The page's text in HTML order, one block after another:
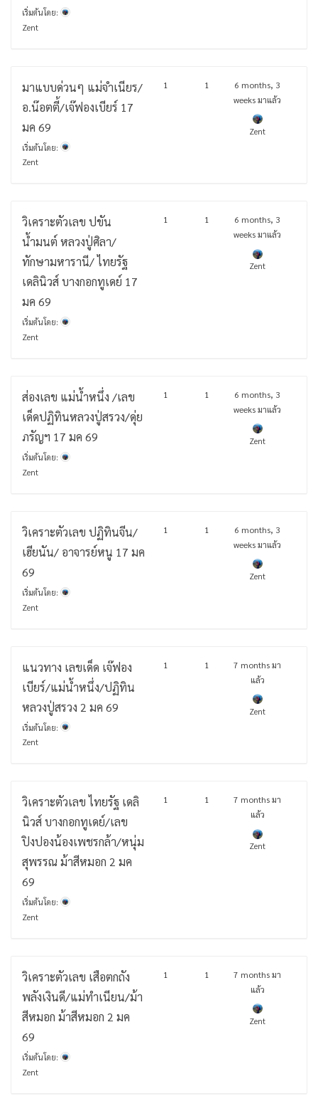
เริ่มต้นโดย:
Zent
มาแบบด่วนๆ แม่จำเนียร/
อ.น๊อตตี้/เจ๊ฟองเบียร์ 17
มค 69
เริ่มต้นโดย:
Zent
1 1
6 months, 3
weeks มาแล้ว
Zent
วิเคราะตัวเลข ปขัน
น้ำมนต์ หลวงปู่ศิลา/
ทักษามหารานี/ ไทยรัฐ
เดลินิวส์ บางกอกทูเดย์ 17
มค 69
เริ่มต้นโดย:
Zent
1 1
6 months, 3
weeks มาแล้ว
Zent
ส่องเลข แม่น้ำหนึ่ง /เลข
เด็ดปฏิทินหลวงปู่สรวง/ดุ่ย
ภรัญฯ 17 มค 69
เริ่มต้นโดย:
Zent
1 1
6 months, 3
weeks มาแล้ว
Zent
วิเคราะตัวเลข ปฏิทินจีน/
เฮียนัน/ อาจารย์หนู 17 มค
69
เริ่มต้นโดย:
Zent
1 1
6 months, 3
weeks มาแล้ว
Zent
แนวทาง เลขเด็ด เจ๊ฟอง
เบียร์/แม่น้ำหนึ่ง/ปฏิทิน
หลวงปู่สรวง 2 มค 69
เริ่มต้นโดย:
Zent
1 1
7 months มา
แล้ว
Zent
วิเคราะตัวเลข ไทยรัฐ เดลิ
นิวส์ บางกอกทูเดย์/เลข
ปิงปองน้องเพชรกล้า/หนุ่ม
สุพรรณ ม้าสีหมอก 2 มค
69
เริ่มต้นโดย:
Zent
1 1
7 months มา
แล้ว
Zent
วิเคราะตัวเลข เสือตกถัง
พลังเงินดี/แม่ทำเนียน/ม้า
สีหมอก ม้าสีหมอก 2 มค
69
เริ่มต้นโดย:
Zent
1 1
7 months มา
แล้ว
Zent